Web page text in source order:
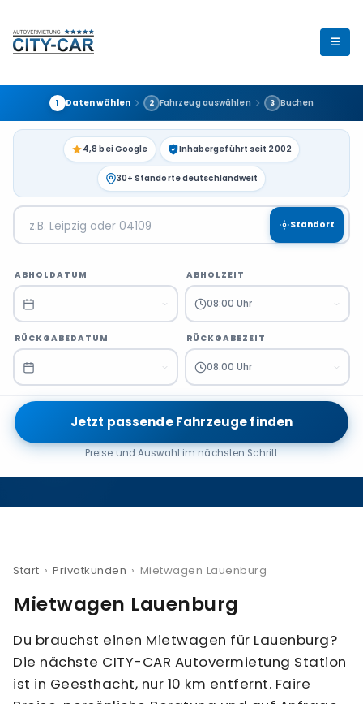
1 Daten wählen 2 Fahrzeug auswählen 3 Buchen
4,8 bei Google Inhabergeführt seit 2002
30+ Standorte deutschlandweit
Standort
ABHOLDATUM ABHOLZEIT
08:00 Uhr
RÜCKGABEDATUM RÜCKGABEZEIT
08:00 Uhr
Jetzt passende Fahrzeuge finden
Preise und Auswahl im nächsten Schritt
Start › Privatkunden › Mietwagen Lauenburg
Mietwagen Lauenburg
Du brauchst einen Mietwagen für Lauenburg?
Die nächste CITY-CAR Autovermietung Station
ist in Geesthacht, nur 10 km entfernt. Faire